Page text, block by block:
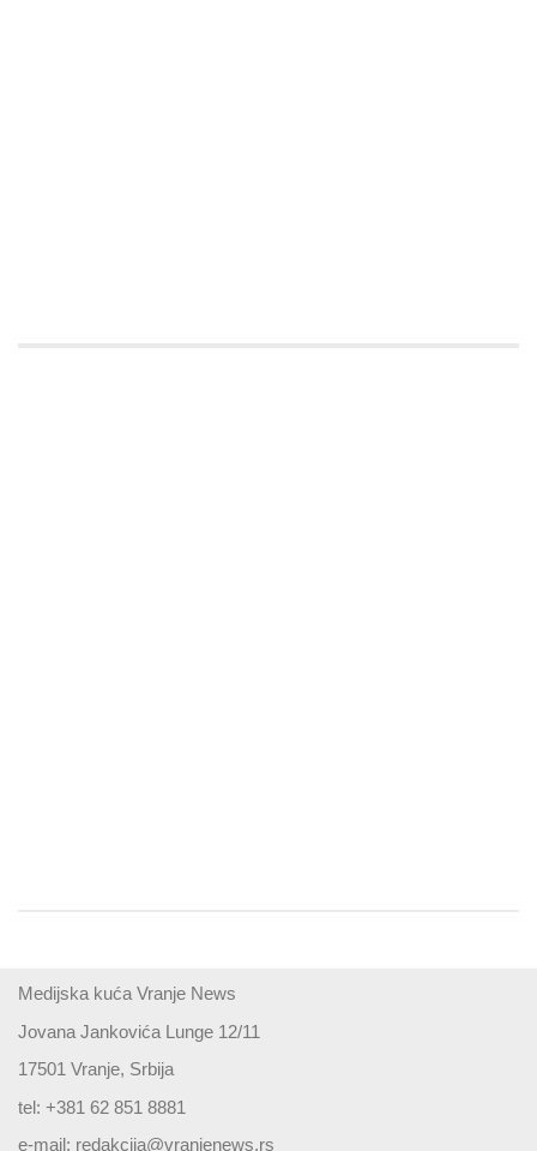
Medijska kuća Vranje News
Jovana Jankovića Lunge 12/11
17501 Vranje, Srbija
tel: +381 62 851 8881
e-mail: redakcija@vranjenews.rs